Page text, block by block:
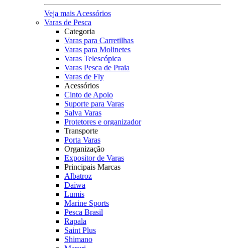
Veja mais Acessórios
Varas de Pesca
Categoria
Varas para Carretilhas
Varas para Molinetes
Varas Telescópica
Varas Pesca de Praia
Varas de Fly
Acessórios
Cinto de Apoio
Suporte para Varas
Salva Varas
Protetores e organizador
Transporte
Porta Varas
Organização
Expositor de Varas
Principais Marcas
Albatroz
Daiwa
Lumis
Marine Sports
Pesca Brasil
Rapala
Saint Plus
Shimano